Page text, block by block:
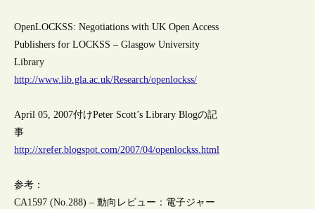
OpenLOCKSS: Negotiations with UK Open Access
Publishers for LOCKSS – Glasgow University
Library
http://www.lib.gla.ac.uk/Research/openlockss/
April 05, 2007付けPeter Scott’s Library Blogの記
事
http://xrefer.blogspot.com/2007/04/openlockss.html
参考：
CA1597 (No.288) – 動向レビュー：電子ジャー